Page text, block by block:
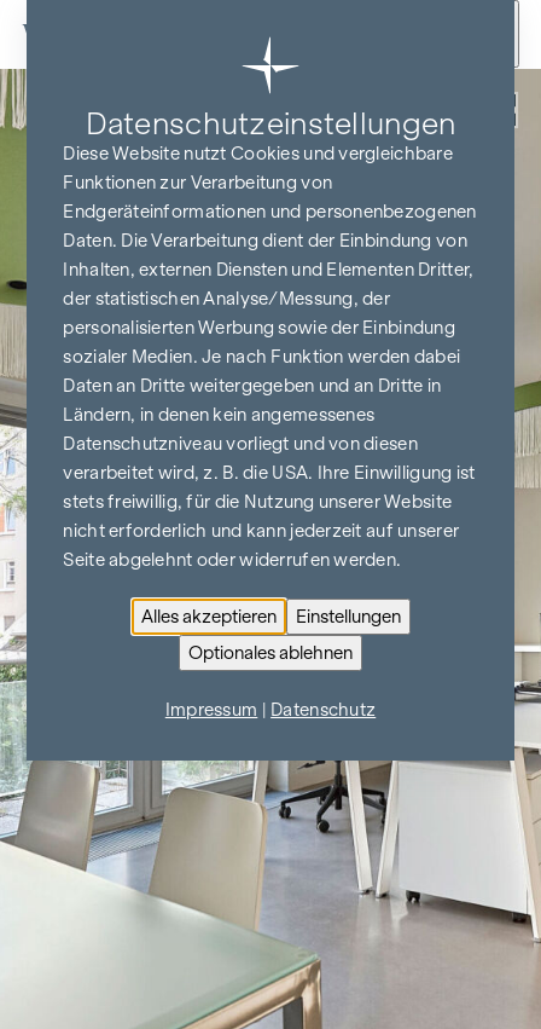
Zum Inhalt springen
Zurück
Datenschutz­einstellungen
Diese Website nutzt Cookies und vergleichbare
Funktionen zur Verarbeitung von
Endgeräteinformationen und personenbezogenen
Daten. Die Verarbeitung dient der Einbindung von
Inhalten, externen Diensten und Elementen Dritter,
der statistischen Analyse/Messung, der
personalisierten Werbung sowie der Einbindung
sozialer Medien. Je nach Funktion werden dabei
Daten an Dritte weitergegeben und an Dritte in
Ländern, in denen kein angemessenes
Datenschutzniveau vorliegt und von diesen
verarbeitet wird, z. B. die USA. Ihre Einwilligung ist
stets freiwillig, für die Nutzung unserer Website
nicht erforderlich und kann jederzeit auf unserer
Seite abgelehnt oder widerrufen werden.
Alles akzeptieren
Einstellungen
Optionales ablehnen
Impressum Datenschutz